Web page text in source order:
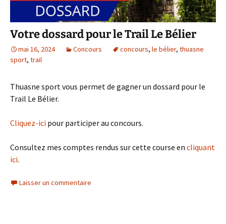
Votre dossard pour le Trail Le Bélier
mai 16, 2024 Concours concours, le bélier, thuasne
sport, trail
Thuasne sport vous permet de gagner un dossard pour le
Trail Le Bélier.
Cliquez-ici pour participer au concours.
Consultez mes comptes rendus sur cette course en cliquant
ici.
Laisser un commentaire